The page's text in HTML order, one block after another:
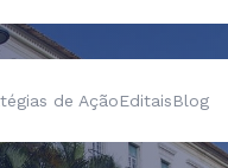
de AçãoEditaisBlog